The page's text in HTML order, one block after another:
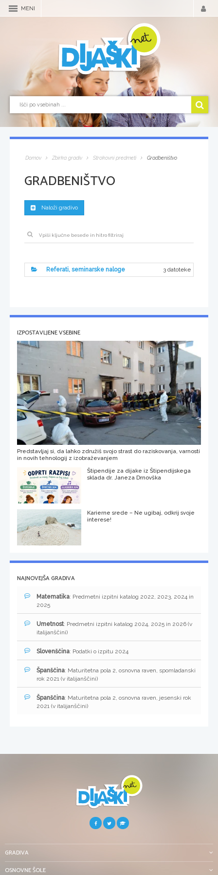
MENI
Domov Zbirka gradiv Strokovni predmeti Gradbeništvo
GRADBENIŠTVO
Naloži gradivo
Referati, seminarske naloge 3 datoteke
IZPOSTAVLJENE VSEBINE
Predstavljaj si, da lahko združiš svojo strast do raziskovanja, varnosti
in novih tehnologij z izobraževanjem
Štipendije za dijake iz Štipendijskega
sklada dr. Janeza Drnovška
Karierne srede – Ne ugibaj, odkrij svoje
interese!
NAJNOVEJŠA GRADIVA
Matematika: Predmetni izpitni katalog 2022, 2023, 2024 in
2025
Umetnost: Predmetni izpitni katalog 2024, 2025 in 2026 (v
italijanščini)
Slovenščina: Podatki o izpitu 2024
Španščina: Maturitetna pola 2, osnovna raven, spomladanski
rok 2021 (v italijanščini)
Španščina: Maturitetna pola 2, osnovna raven, jesenski rok
2021 (v italijanščini)
GRADIVA
OSNOVNE ŠOLE